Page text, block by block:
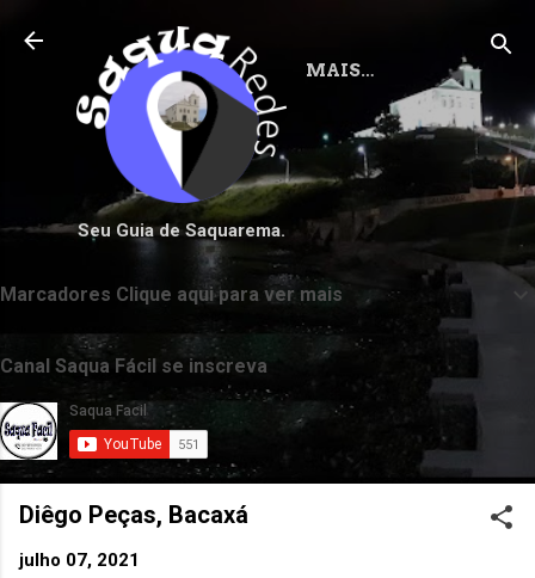
Pular para o conteúdo principal
Seu Guia de Saquarema.
MAIS…
Marcadores Clique aqui para ver mais
Canal Saqua Fácil se inscreva
Diêgo Peças, Bacaxá
julho 07, 2021